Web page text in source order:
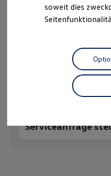
Driving Experience
Volkswagen
Lifestyle Shop
T-Roc
Golf Kollektion
ID. Kollektion
Volkswagen
R-Kollektion
#wedriveproud
Probefahrt
Fahrzeugangebot
Serviceanfrage
soweit dies